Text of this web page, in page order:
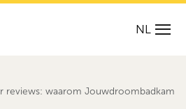
NL
reviews: waarom